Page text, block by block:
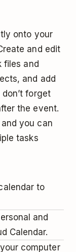
onto your
and edit
files and
and add
forget
the event.
you can
tasks
to
and
Calendar.
computer